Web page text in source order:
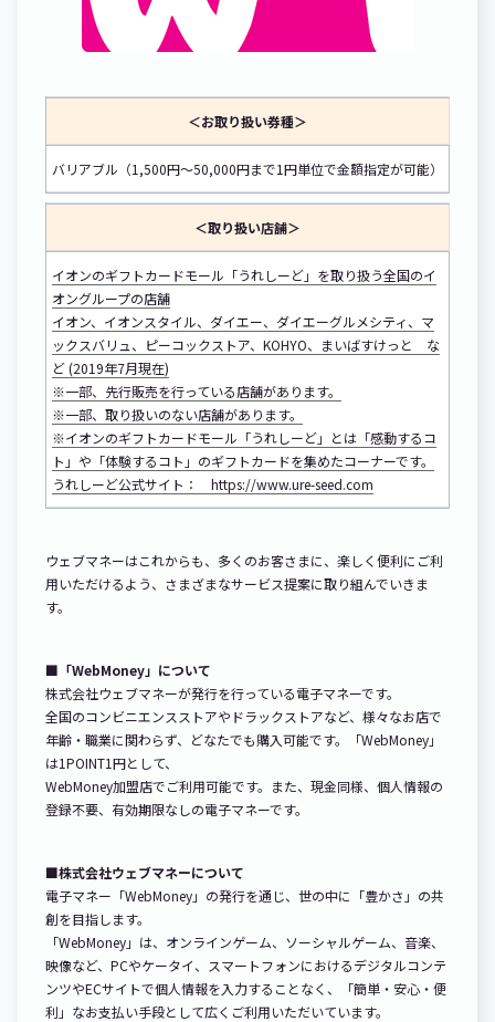
＜お取り扱い券種＞
バリアブル（1,500円～50,000円まで1円単位で金額指定が可能）
＜取り扱い店舗＞
イオンのギフトカードモール「うれしーど」を取り扱う全国のイ
オングループの店舗
イオン、イオンスタイル、ダイエー、ダイエーグルメシティ、マ
ックスバリュ、ピーコックストア、KOHYO、まいばすけっと な
ど (2019年7月現在)
※一部、先行販売を行っている店舗があります。
※一部、取り扱いのない店舗があります。
※イオンのギフトカードモール「うれしーど」とは「感動するコ
ト」や「体験するコト」のギフトカードを集めたコーナーです。
うれしーど公式サイト： https://www.ure-seed.com
ウェブマネーはこれからも、多くのお客さまに、楽しく便利にご利
用いただけるよう、さまざまなサービス提案に取り組んでいきま
す。
■「WebMoney」について
株式会社ウェブマネーが発行を行っている電子マネーです。
全国のコンビニエンスストアやドラックストアなど、様々なお店で
年齢・職業に関わらず、どなたでも購入可能です。「WebMoney」
は1POINT1円として、
WebMoney加盟店でご利用可能です。また、現金同様、個人情報の
登録不要、有効期限なしの電子マネーです。
■株式会社ウェブマネーについて
電子マネー「WebMoney」の発行を通じ、世の中に「豊かさ」の共
創を目指します。
「WebMoney」は、オンラインゲーム、ソーシャルゲーム、音楽、
映像など、PCやケータイ、スマートフォンにおけるデジタルコンテ
ンツやECサイトで個人情報を入力することなく、「簡単・安心・便
利」なお支払い手段として広くご利用いただいています。